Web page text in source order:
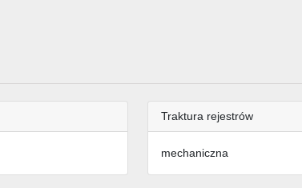
Traktura rejestrów
mechaniczna